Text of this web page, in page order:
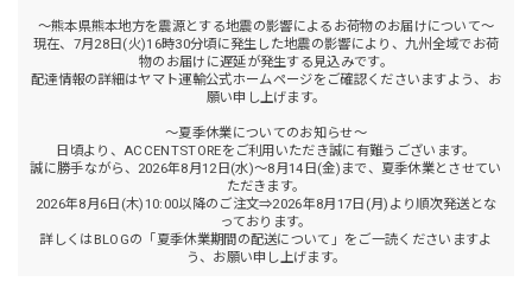
～熊本県熊本地方を震源とする地震の影響によるお荷物のお届けについて～
現在、7月28日(火)16時30分頃に発生した地震の影響により、九州全域でお荷
物のお届けに遅延が発生する見込みです。
配達情報の詳細はヤマト運輸公式ホームページをご確認くださいますよう、お
願い申し上げます。
～夏季休業についてのお知らせ～
日頃より、ACCENTSTOREをご利用いただき誠に有難うございます。
誠に勝手ながら、2026年8月12日(水)～8月14日(金)まで、夏季休業とさせてい
ただきます。
2026年8月6日(木)10:00以降のご注文⇒2026年8月17日(月)より順次発送とな
っております。
詳しくはBLOGの「夏季休業期間の配送について」をご一読くださいますよ
う、お願い申し上げます。